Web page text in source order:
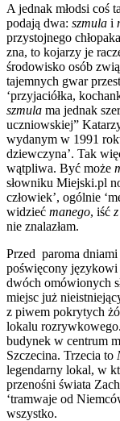
A jednak młodsi coś
podają dwa: szmula i
przystojnego
zna, to kojarzy je
środowisko osób
tajemnych gwar
‘przyjaciółka,
szmula ma jednak
uczniowskiej”
wydanym w 1991
dziewczyna’. Tak
wątpliwa. Być może
słowniku Miejski.pl
człowiek’, ogólnie
widzieć manego, iść
nie znalazłam.
Przed paroma dniami
poświęcony językowi
dwóch omówionych
miejsc już
z piwem pokrytych
lokalu
budynek w centrum
Szczecina. Trzecia to
legendarny lokal, w
przenośni świata
‘tramwaje od
wszystko.